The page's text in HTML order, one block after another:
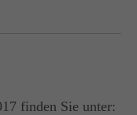
finden Sie unter: